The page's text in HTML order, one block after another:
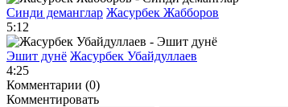
Синди деманглар Жасурбек Жабборов
5:12
Эшит дунё Жасурбек Убайдуллаев
4:25
Комментарии (0)
Комментировать